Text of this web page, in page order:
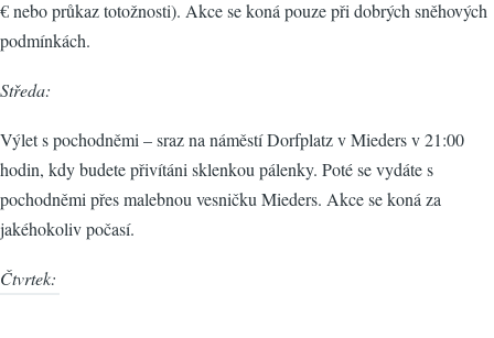
€ nebo průkaz totožnosti). Akce se koná pouze při dobrých sněhových
podmínkách.
Středa:
Výlet s pochodněmi – sraz na náměstí Dorfplatz v Mieders v 21:00
hodin, kdy budete přivítáni sklenkou pálenky. Poté se vydáte s
pochodněmi přes malebnou vesničku Mieders. Akce se koná za
jakéhokoliv počasí.
Čtvrtek: